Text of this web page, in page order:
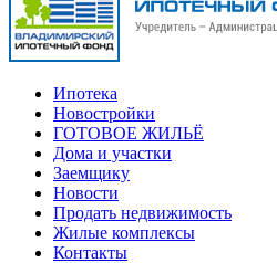
Ипотека
Новостройки
ГОТОВОЕ ЖИЛЬЁ
Дома и участки
Заемщику
Новости
Продать недвижимость
Жилые комплексы
Контакты